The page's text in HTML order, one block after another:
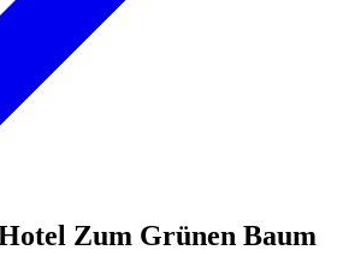
Zum Grünen Baum